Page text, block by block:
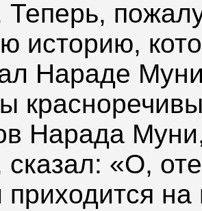
Теперь,
историю,
Нараде
Нарада
«О,
приходится